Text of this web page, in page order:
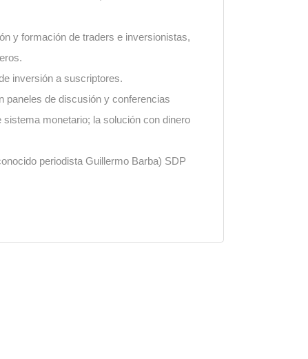
y formación de traders e inversionistas,
inversión a suscriptores.
paneles de discusión y conferencias
monetario; la solución con dinero
periodista Guillermo Barba) SDP